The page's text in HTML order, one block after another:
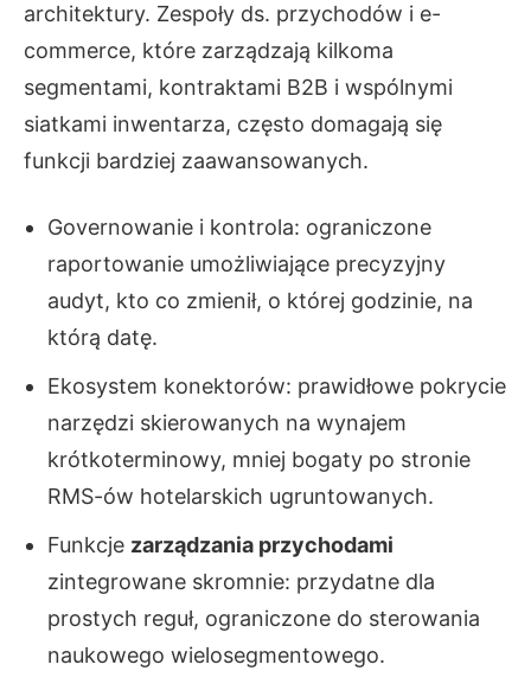
architektury. Zespoły ds. przychodów i e-
commerce, które zarządzają kilkoma
segmentami, kontraktami B2B i wspólnymi
siatkami inwentarza, często domagają się
funkcji bardziej zaawansowanych.
Governowanie i kontrola: ograniczone
raportowanie umożliwiające precyzyjny
audyt, kto co zmienił, o której godzinie, na
którą datę.
Ekosystem konektorów: prawidłowe pokrycie
narzędzi skierowanych na wynajem
krótkoterminowy, mniej bogaty po stronie
RMS-ów hotelarskich ugruntowanych.
Funkcje zarządzania przychodami
zintegrowane skromnie: przydatne dla
prostych reguł, ograniczone do sterowania
naukowego wielosegmentowego.